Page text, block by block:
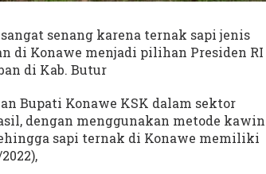
senang karena ternak sapi jenis
di Konawe menjadi pilihan Presiden RI
di Kab. Butur
Bupati Konawe KSK dalam sektor
dengan menggunakan metode kawin
sapi ternak di Konawe memiliki